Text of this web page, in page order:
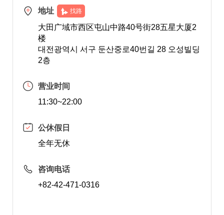
地址 找路
大田广域市西区屯山中路40号街28五星大厦2
楼
대전광역시 서구 둔산중로40번길 28 오성빌딩
2층
营业时间
11:30~22:00
公休假日
全年无休
咨询电话
+82-42-471-0316